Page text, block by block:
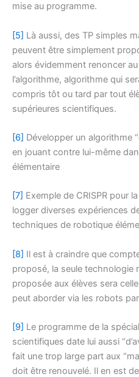
mise au programme.
[5] Là aussi, des TP simples
peuvent être simplement
alors évidemment renoncer
l’algorithme, algorithme qui
compris tôt ou tard par tout
supérieures scientifiques.
[6] Développer un algorithme
en jouant contre lui-même
élémentaire
[7] Exemple de CRISPR pour
logger diverses expériences
techniques de robotique
[8] Il est à craindre que
proposé, la seule technologie
proposée aux élèves sera
peut aborder via les robots
[9] Le programme de la
scientifiques date lui aussi
fait une trop large part aux
doit être renouvelé. Il en est